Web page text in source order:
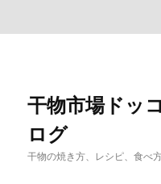
干物市場ドッ
ログ
干物の焼き方、レシピ、食べ